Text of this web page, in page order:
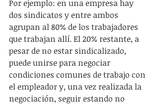
Por ejemplo: en una empresa hay
dos sindicatos y entre ambos
agrupan al 80% de los trabajadores
que trabajan allí. El 20% restante, a
pesar de no estar sindicalizado,
puede unirse para negociar
condiciones comunes de trabajo con
el empleador y, una vez realizada la
negociación, seguir estando no